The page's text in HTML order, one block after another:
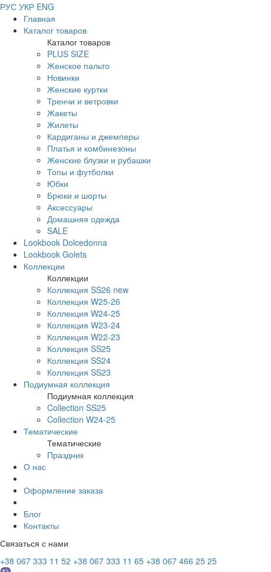
РУС УКР ENG
Главная
Каталог товаров
Каталог товаров
PLUS SIZE
Женское пальто
Новинки
Женские куртки
Тренчи и ветровки
Жакеты
Жилеты
Кардиганы и джемперы
Платья и комбинезоны
Женские блузки и рубашки
Топы и футболки
Юбки
Брюки и шорты
Аксессуары
Домашняя одежда
SALE
Lookbook Dolcedonna
Lookbook Golets
Коллекции
Коллекции
Коллекция SS26 new
Коллекция W25-26
Коллекция W24-25
Коллекция W23-24
Коллекция W22-23
Коллекция SS25
Коллекция SS24
Коллекция SS23
Подиумная коллекция
Подиумная коллекция
Collection SS25
Collection W24-25
Тематические
Тематические
Праздник
О нас
Оформление заказа
Блог
Контакты
Связаться с нами
+38 067 333 11 52 +38 067 333 11 65 +38 067 466 25 25